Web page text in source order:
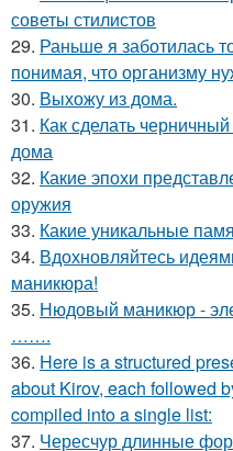
советы стилистов
29. Раньше я заботилась
понимая, что организму
30. Выхожу из дома.
31. Как сделать
дома
32. Какие эпохи
оружия
33. Какие уникальные
34. Вдохновляйтесь
маникюра!
35. Нюдовый маникюр -
…….
36. Here is a structured
about Kirov, each followed
compiled into a single list:
37. Чересчур длинные